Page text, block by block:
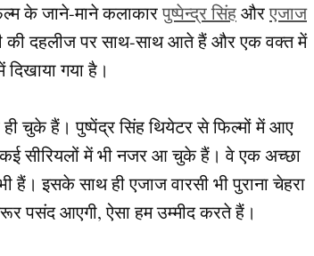
के जाने-माने कलाकारपुष्पेन्द्र सिंहऔरएजाज
की दहलीज पर साथ-साथ आते हैं और एक वक्त में
गया है।
चुके हैं। पुष्पेंद्र सिंह थियेटर से फिल्मों में आए
कई सीरियलों में भी नजर आ चुके हैं। वे एक अच्छा
इसके साथ ही एजाज वारसी भी पुराना चेहरा
पसंद आएगी, ऐसा हम उम्मीद करते हैं।